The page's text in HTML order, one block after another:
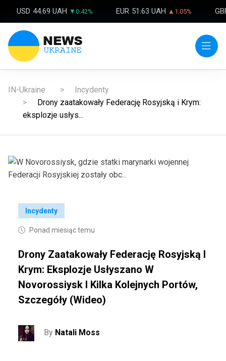
USD 44.69 UAH ▼0.42% EUR 51.63 UAH ▲1.05%
IN-Ukraine
Incydenty
Drony zaatakowały Federację Rosyjską i Krym:
eksplozje usłys...
Incydenty
Ponad miesiąc temu
Drony Zaatakowały Federację Rosyjską I
Krym: Eksplozje Usłyszano W
Novorossiysk I Kilka Kolejnych Portów,
Szczegóły (wideo)
By Natali Moss